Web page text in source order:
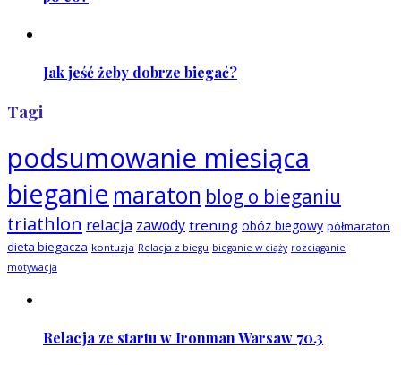
Jak jeść żeby dobrze biegać?
Tagi
podsumowanie miesiąca
bieganie maraton blog o bieganiu
triathlon relacja zawody trening obóz biegowy półmaraton
dieta biegacza kontuzja Relacja z biegu bieganie w ciąży rozciąganie
motywacja
Relacja ze startu w Ironman Warsaw 70.3